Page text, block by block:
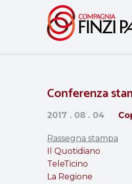
Conferenza
2017 . 08 . 04
Rassegna stampa
Il Quotidiano
TeleTicino
La Regione